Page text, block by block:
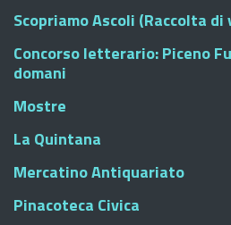
Scopriamo Ascoli (Raccolta di
Concorso letterario: Piceno
domani
Mostre
La Quintana
Mercatino Antiquariato
Pinacoteca Civica